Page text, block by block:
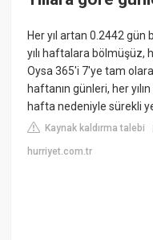
Her yıl artan 0.2442 gün
yılı haftalara bölmüşüz,
Oysa 365'i 7'ye tam
haftanın günleri, her
hafta nedeniyle sürekli
Kaynak kaldırma talebi
hurriyet.com.tr